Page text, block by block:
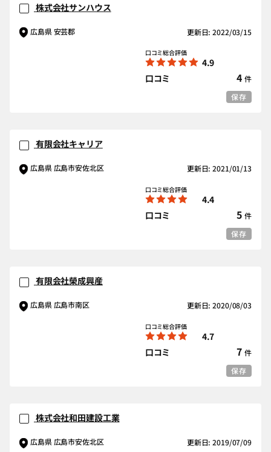
株式会社サンハウス
広島県 安芸郡 更新日: 2022/03/15
口コミ総合評価
4.9
口コミ
4 件
保存
有限会社キャリア
広島県 広島市安佐北区 更新日: 2021/01/13
口コミ総合評価
4.4
口コミ
5 件
保存
有限会社榮成興産
広島県 広島市南区 更新日: 2020/08/03
口コミ総合評価
4.7
口コミ
7 件
保存
株式会社和田建設工業
広島県 広島市安佐北区 更新日: 2019/07/09